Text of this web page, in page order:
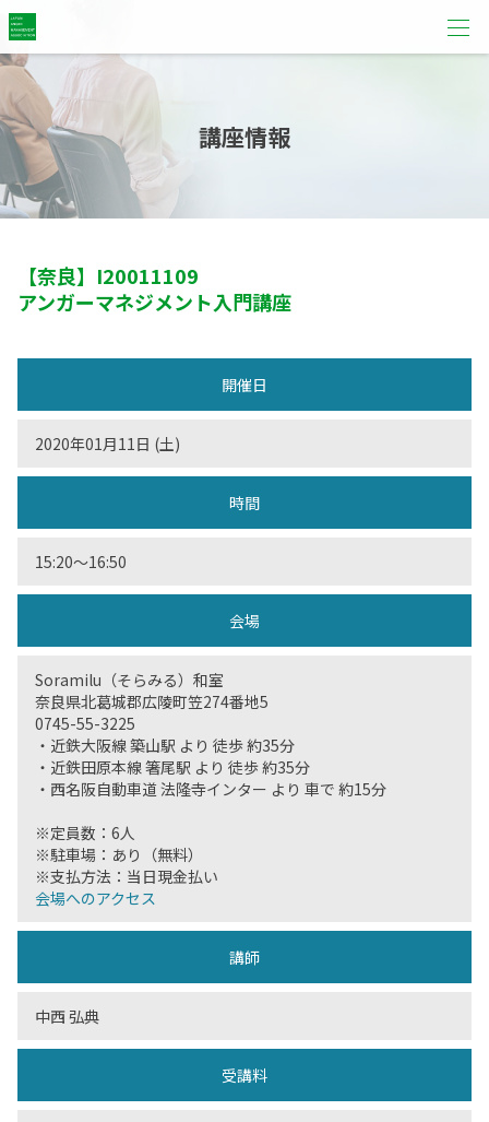
講座情報
【奈良】 I20011109
アンガーマネジメント入門講座
開催日
2020年01月11日 (土)
時間
15:20〜16:50
会場
Soramilu（そらみる）和室
奈良県北葛城郡広陵町笠274番地5
0745-55-3225
・近鉄大阪線 築山駅 より 徒歩 約35分
・近鉄田原本線 箸尾駅 より 徒歩 約35分
・西名阪自動車道 法隆寺インター より 車で 約15分
※定員数：6人
※駐車場：あり（無料）
※支払方法：当日現金払い
会場へのアクセス
講師
中西 弘典
受講料